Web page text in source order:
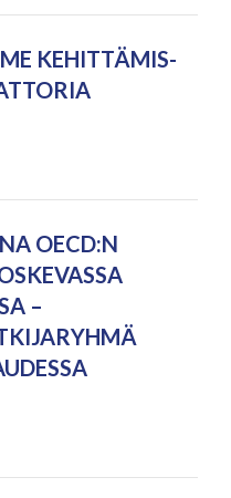
KEHITTÄMIS-
OECD:N
–